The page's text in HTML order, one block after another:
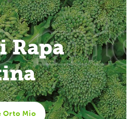
Rapa
Orto Mio